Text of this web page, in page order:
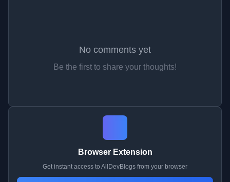
No comments yet
Be the first to share your thoughts!
Browser Extension
Get instant access to AllDevBlogs from your browser